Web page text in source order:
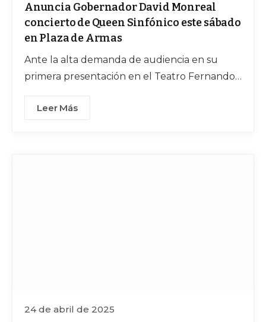
Anuncia Gobernador David Monreal
concierto de Queen Sinfónico este sábado
en Plaza de Armas
Ante la alta demanda de audiencia en su
primera presentación en el Teatro Fernando
sábado 26 se lleve a cabo, de manera gratuita,
Leer Más
24 de abril de 2025